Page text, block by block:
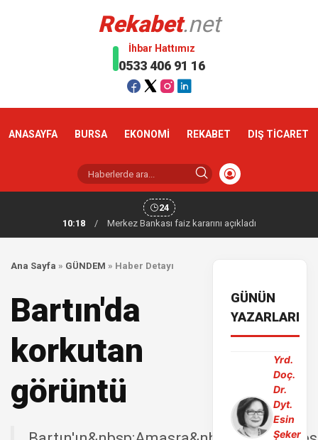
Rekabet.net
İhbar Hattımız
0533 406 91 16
ANASAYFA BURSA EKONOMİ REKABET DIŞ TİCARET
24
10:18
/ Merkez Bankası faiz kararını açıkladı
Ana Sayfa » GÜNDEM » Haber Detayı
Bartın'da
korkutan
görüntü
GÜNÜN
YAZARLARI
Yrd.
Doç.
Dr.
Dyt.
Esin
Şeker